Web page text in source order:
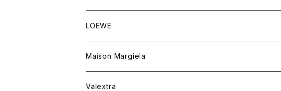
ウェア
財布&小物
ウェア
バッグ
財布&小物
ウェア
LOEWE
Maison Margiela
Valextra